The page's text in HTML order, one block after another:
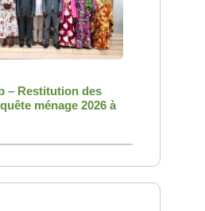
– Restitution des
ménage 2026 à